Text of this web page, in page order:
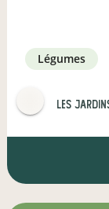
légumes
Les